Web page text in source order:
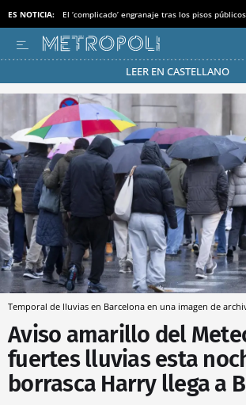
ES NOTICIA: El ‘complicado’ engranaje tras los pisos
LEER EN CASTELLANO
Pásate al MODO AHORRO
Temporal de lluvias en Barcelona en una imagen de
Aviso amarillo del
fuertes lluvias esta
borrasca Harry llega a